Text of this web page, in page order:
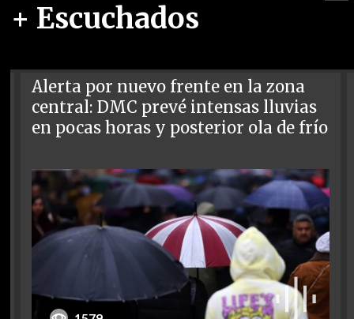
+ Escuchados
Alerta por nuevo frente en la zona
central: DMC prevé intensas lluvias
en pocas horas y posterior ola de frío